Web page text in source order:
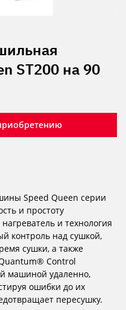
ST200 на 90
Speed ​​Queen серии
и простоту
и технология
контроль над сушкой,
сушки, а также
Control
машиной удаленно,
ошибки до их
пересушку.